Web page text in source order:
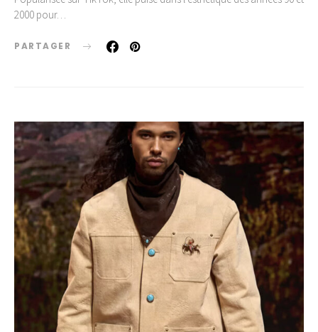
2000 pour…
PARTAGER